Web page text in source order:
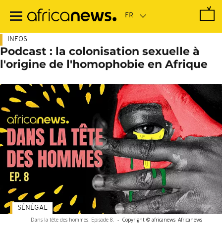
contenu
INFOS
Podcast : la colonisation sexuelle à
l'origine de l'homophobie en Afrique
Dans la tête des hommes. Episode 8. - Copyright © africanews Africanews
SÉNÉGAL